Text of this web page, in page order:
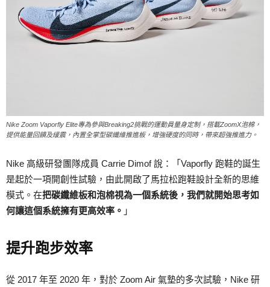
Nike Zoom Vaporfly Elite專為參與Breaking2挑戰的運動員量身定制，搭載ZoomX泡棉，
提供能量回饋及緩震，內置全掌型碳纖維推進板，增強硬度的同時，帶來超強推進力。
Nike 高級研發團隊成員 Carrie Dimof 說：「Vaporfly 跑鞋的誕生
是起於一項開創性試驗，由此開啟了馬拉松跑鞋設計全新的思維
模式。在把碳纖維板和泡棉視為一個系統後，我們就開始思考如
何讓這個系統擁有更高效率。 」
提升跑步效率
從 2017 年至 2020 年，對於 Zoom Air 氣墊的多次試驗，Nike 研